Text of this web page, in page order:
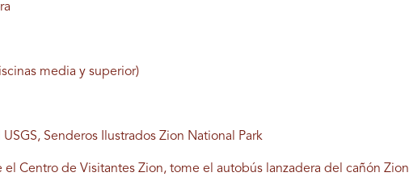
media y superior)
Senderos Ilustrados Zion National Park
el Centro de Visitantes Zion, tome el autobús lanzadera del cañón Zion